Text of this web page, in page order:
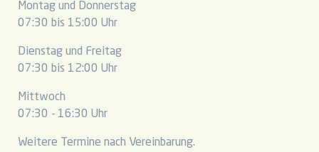
Montag und Donnerstag
07:30 bis 15:00 Uhr
Dienstag und Freitag
07:30 bis 12:00 Uhr
Mittwoch
07:30 - 16:30 Uhr
Weitere Termine nach Vereinbarung.